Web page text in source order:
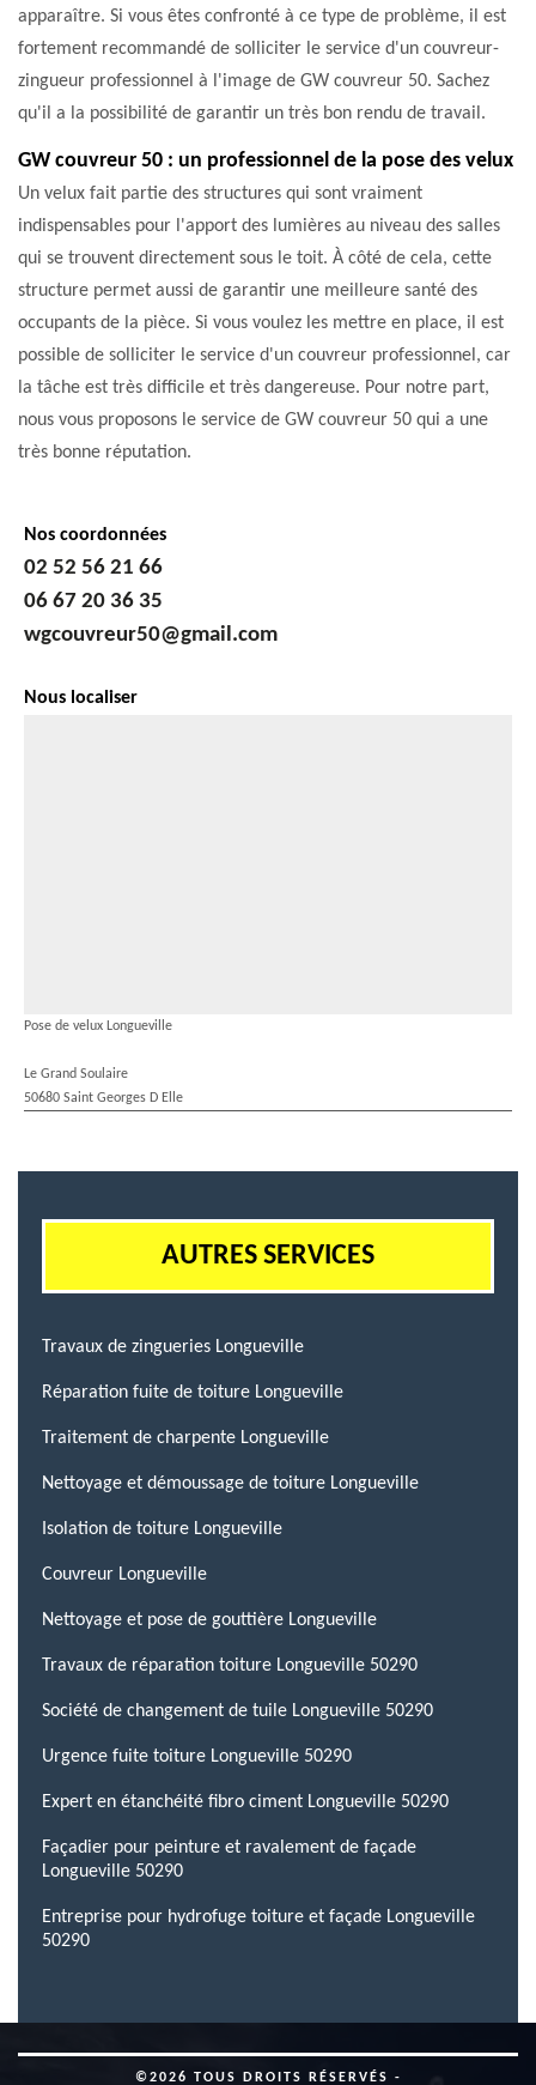
apparaître. Si vous êtes confronté à ce type de problème, il est
fortement recommandé de solliciter le service d'un couvreur-
zingueur professionnel à l'image de GW couvreur 50. Sachez
qu'il a la possibilité de garantir un très bon rendu de travail.
GW couvreur 50 : un professionnel de la pose des velux
Un velux fait partie des structures qui sont vraiment
indispensables pour l'apport des lumières au niveau des salles
qui se trouvent directement sous le toit. À côté de cela, cette
structure permet aussi de garantir une meilleure santé des
occupants de la pièce. Si vous voulez les mettre en place, il est
possible de solliciter le service d'un couvreur professionnel, car
la tâche est très difficile et très dangereuse. Pour notre part,
nous vous proposons le service de GW couvreur 50 qui a une
très bonne réputation.
Nos coordonnées
02 52 56 21 66
06 67 20 36 35
wgcouvreur50@gmail.com
Nous localiser
Pose de velux Longueville
Le Grand Soulaire
50680 Saint Georges D Elle
AUTRES SERVICES
Travaux de zingueries Longueville
Réparation fuite de toiture Longueville
Traitement de charpente Longueville
Nettoyage et démoussage de toiture Longueville
Isolation de toiture Longueville
Couvreur Longueville
Nettoyage et pose de gouttière Longueville
Travaux de réparation toiture Longueville 50290
Société de changement de tuile Longueville 50290
Urgence fuite toiture Longueville 50290
Expert en étanchéité fibro ciment Longueville 50290
Façadier pour peinture et ravalement de façade
Longueville 50290
Entreprise pour hydrofuge toiture et façade Longueville
50290
©2026 TOUS DROITS RÉSERVÉS -